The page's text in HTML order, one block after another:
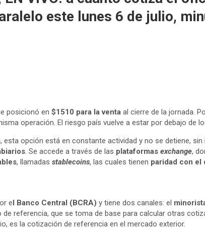
este lunes 6 de julio,
posicionó en $1510 para la venta al cierre de la jornada.
operación. El riesgo país vuelve a estar por debajo de
, esta opción está en constante actividad y no se detiene,
. Se accede a través de las plataformas exchange,
, llamadas stablecoins, las cuales tienen paridad con el
el Banco Central (BCRA) y tiene dos canales: el
referencia, que se toma de base para calcular otras
es la cotización de referencia en el mercado exterior.